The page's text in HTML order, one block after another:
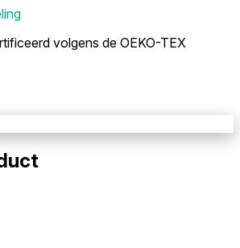
volgens de OEKO-TEX